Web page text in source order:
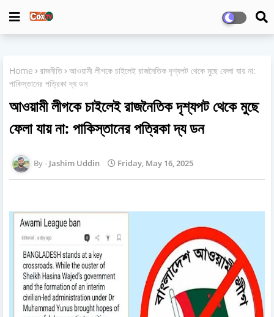
Home রাজনীতি আওয়ামী লীগকে চাইলেই রাজনৈতিক দৃশ্যপট থেকে মুছে ফেলা যায় না:
পাকিস্তানের পত্রিকা দ্য ডন
আওয়ামী লীগকে চাইলেই রাজনৈতিক দৃশ্যপট থেকে মুছে
ফেলা যায় না: পাকিস্তানের পত্রিকা দ্য ডন
Jashim Uddin Friday, May 16, 2025